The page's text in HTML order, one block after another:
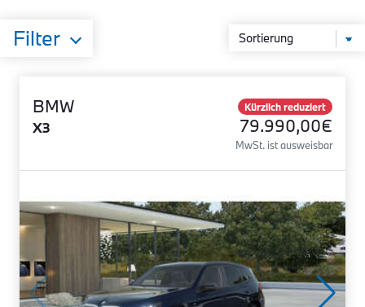
Filter
BMW
X3
Kürzlich reduziert
79.990,00€
MwSt. ist ausweisbar